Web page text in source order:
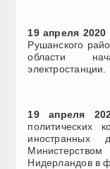
19 апреля 2020
Рушанского
области
электростанции.
19 апреля
политических
иностранных
Нидерландов в